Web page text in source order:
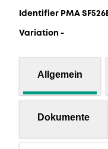
Identifier PMA
Variation -
Allgemein
Dokumente